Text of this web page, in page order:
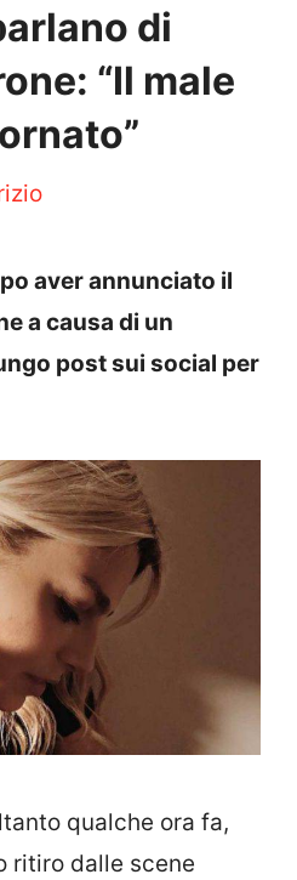
di
“Il male
aver annunciato il
a causa di un
post sui social per
qualche ora fa,
ritiro dalle scene